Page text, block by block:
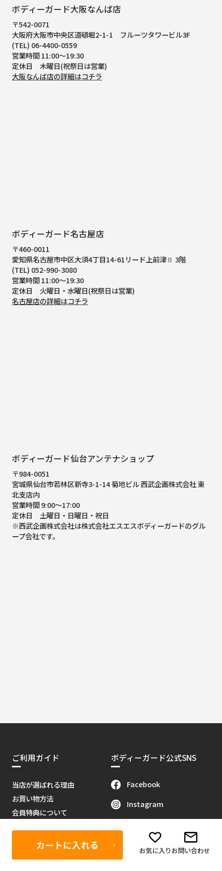
カートに入れる お気に入りお問い合わせ
ボディーガード大阪なんば店
〒542-0071
大阪府大阪市中央区道頓堀2-1-1
フルーツタワービル3F
(TEL) 06-4400-0559
営業時間 11:00～19:30
定休日 木曜日(祝祭日は営業)
大阪なんば店の詳細はコチラ
ボディーガード名古屋店
〒460-0011
愛知県名古屋市中区大須4丁目14-61リード上前津Ⅱ 3階
(TEL) 052-990-3080
営業時間 11:00～19:30
定休日 火曜日・水曜日(祝祭日は営業)
名古屋店の詳細はコチラ
ボディーガード仙台アンテナショップ
〒984-0051
宮城県仙台市若林区新寺3-1-14 菊地ビル 西武企画株式会社 東
北支店内
営業時間 9:00～17:00
定休日 土曜日・日曜日・祝日
※西武企画株式会社は株式会社エスエスボディーガードのグル
ープ会社です。
ご利用ガイド
当店が選ばれる理由
お買い物方法
会員特典について
当サイトについて
ボディーガード公式SNS
Facebook
Instagram
Youtube